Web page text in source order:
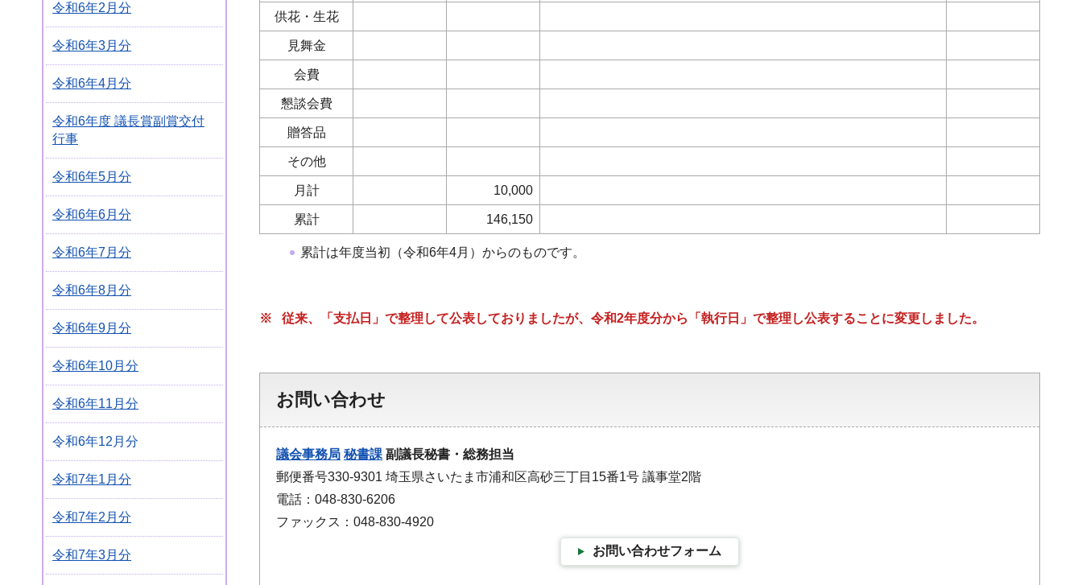
令和6年2月分
令和6年3月分
令和6年4月分
令和6年度 議長賞副賞交付
行事
令和6年5月分
令和6年6月分
令和6年7月分
令和6年8月分
令和6年9月分
令和6年10月分
令和6年11月分
令和6年12月分
令和7年1月分
令和7年2月分
令和7年3月分
供花・生花
見舞金
会費
懇談会費
贈答品
その他
月計 10,000
累計 146,150
累計は年度当初（令和6年4月）からのものです。
※ 従来、「支払日」で整理して公表しておりましたが、令和2年度分から「執行日」で整理し公表することに変更しました。
お問い合わせ
議会事務局 秘書課 副議長秘書・総務担当
郵便番号330-9301 埼玉県さいたま市浦和区高砂三丁目15番1号 議事堂2階
電話：048-830-6206
ファックス：048-830-4920
お問い合わせフォーム